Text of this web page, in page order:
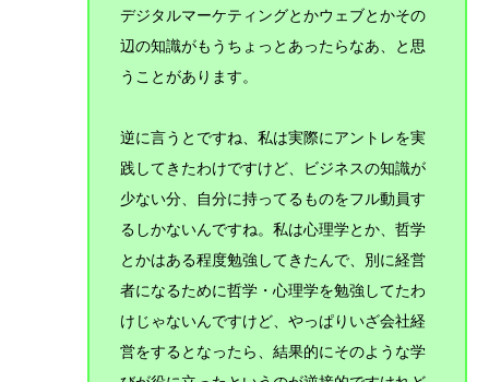
デジタルマーケティングとかウェブとかその
辺の知識がもうちょっとあったらなあ、と思
うことがあります。
逆に言うとですね、私は実際にアントレを実
践してきたわけですけど、ビジネスの知識が
少ない分、自分に持ってるものをフル動員す
るしかないんですね。私は心理学とか、哲学
とかはある程度勉強してきたんで、別に経営
者になるために哲学・心理学を勉強してたわ
けじゃないんですけど、 やっぱりいざ会社経
営をするとなったら、結果的にそのような学